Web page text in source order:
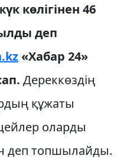
көлігінен 46
деп
«Хабар 24»
Дереккөздің
құжаты
оларды
деп топшылайды.